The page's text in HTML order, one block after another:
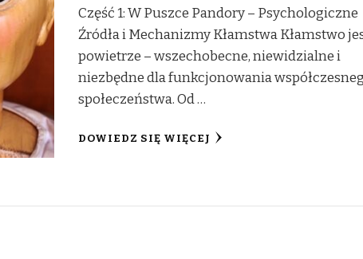
Część 1: W Puszce Pandory – Psychologiczne
Źródła i Mechanizmy Kłamstwa Kłamstwo
powietrze – wszechobecne, niewidzialne i
niezbędne dla funkcjonowania
społeczeństwa. Od …
DOWIEDZ SIĘ WIĘCEJ